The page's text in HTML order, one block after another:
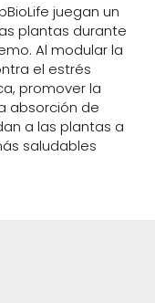
juegan un
plantas durante
Al modular la
el estrés
promover la
absorción de
a las plantas a
saludables